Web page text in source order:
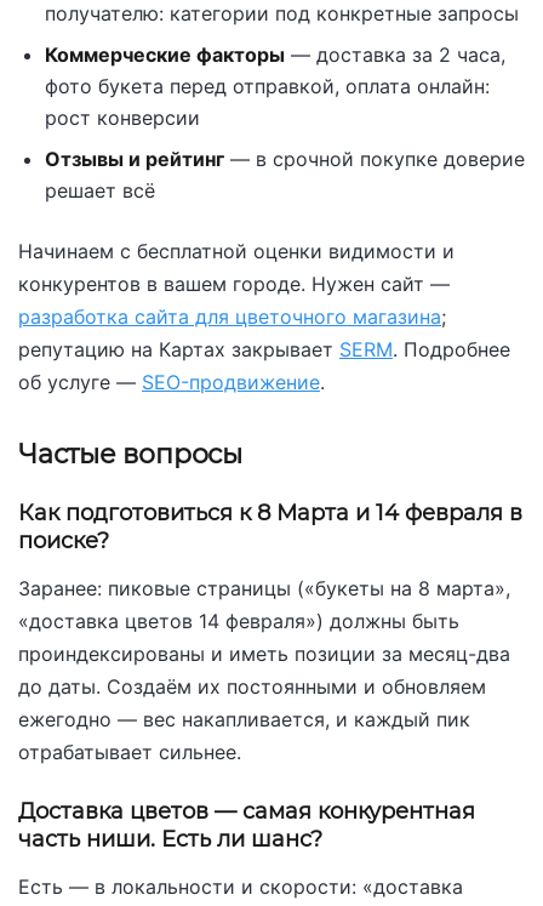
получателю: категории под конкретные запросы
Коммерческие факторы — доставка за 2 часа,
фото букета перед отправкой, оплата онлайн:
рост конверсии
Отзывы и рейтинг — в срочной покупке доверие
решает всё
Начинаем с бесплатной оценки видимости и
конкурентов в вашем городе. Нужен сайт —
разработка сайта для цветочного магазина;
репутацию на Картах закрывает SERM. Подробнее
об услуге — SEO-продвижение.
Частые вопросы
Как подготовиться к 8 Марта и 14 февраля в
поиске?
Заранее: пиковые страницы («букеты на 8 марта»,
«доставка цветов 14 февраля») должны быть
проиндексированы и иметь позиции за месяц-два
до даты. Создаём их постоянными и обновляем
ежегодно — вес накапливается, и каждый пик
отрабатывает сильнее.
Доставка цветов — самая конкурентная
часть ниши. Есть ли шанс?
Есть — в локальности и скорости: «доставка